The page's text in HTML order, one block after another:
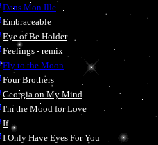
Dans Mon Ille
Embraceable
Eye of Be Holder
Feelings - remix
Fly to the Moon
Four Brothers
Georgia on My Mind
I'm the Mood for Love
If
I Only Have Eyes For You